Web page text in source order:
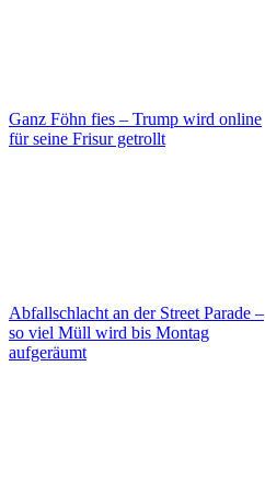
Ganz Föhn fies – Trump wird online
für seine Frisur getrollt
Abfallschlacht an der Street Parade –
so viel Müll wird bis Montag
aufgeräumt